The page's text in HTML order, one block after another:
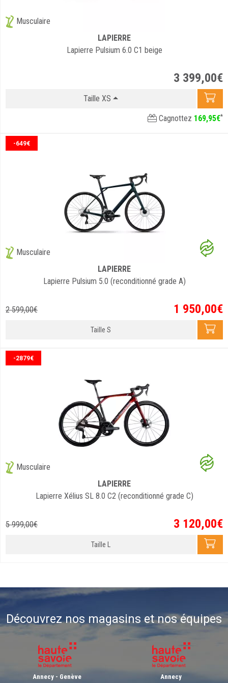
Musculaire
LAPIERRE
Lapierre Pulsium 6.0 C1 beige
3 399,00€
Taille XS
Cagnottez 169,95€*
-649€
Musculaire
LAPIERRE
Lapierre Pulsium 5.0 (reconditionné grade A)
2 599,00€ 1 950,00€
Taille S
-2879€
Musculaire
LAPIERRE
Lapierre Xélius SL 8.0 C2 (reconditionné grade C)
5 999,00€ 3 120,00€
Taille L
Découvrez nos magasins et nos équipes
Annecy - Genève Annecy